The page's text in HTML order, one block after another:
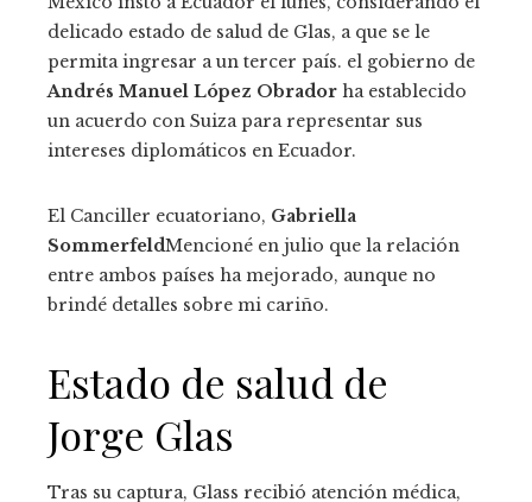
delicado estado de salud de Glas, a que se le
permita ingresar a un tercer país. el gobierno de
Andrés Manuel López Obrador ha establecido
un acuerdo con Suiza para representar sus
intereses diplomáticos en Ecuador.
El Canciller ecuatoriano, Gabriella
SommerfeldMencioné en julio que la relación
entre ambos países ha mejorado, aunque no
brindé detalles sobre mi cariño.
Estado de salud de
Jorge Glas
Tras su captura, Glass recibió atención médica,